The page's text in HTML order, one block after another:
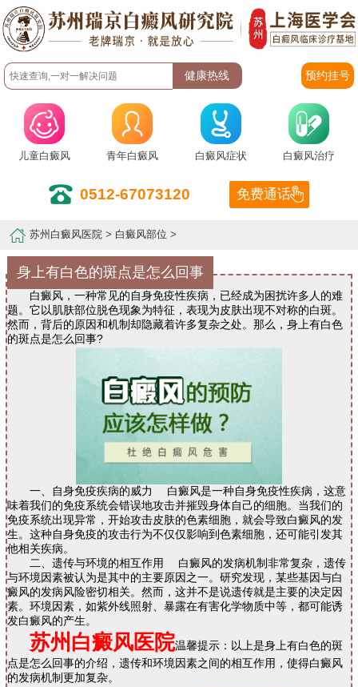
预约挂号
儿童白癜风 青年白癜风 白癜风症状 白癜风治疗
0512-67073120 免费通话
苏州白癜风医院 > 白癜风部位 >
身上有白色的斑点是怎么回事
白癜风，一种常见的自身免疫性疾病，已经成为困扰许多人的难
题。它以肌肤部位脱色现象为特征，表现为皮肤出现不对称的白斑。
然而，背后的原因和机制却隐藏着许多复杂之处。那么，身上有白色
的斑点是怎么回事?
一、自身免疫疾病的威力 白癜风是一种自身免疫性疾病，这意
味着我们的免疫系统会错误地攻击并摧毁身体自己的细胞。当我们的
免疫系统出现异常，开始攻击皮肤的色素细胞，就会导致白癜风的发
生。这种自身免疫的攻击行为不仅仅影响到色素细胞，还可能引发其
他相关疾病。
二、遗传与环境的相互作用 白癜风的发病机制非常复杂，遗传
与环境因素被认为是其中的主要原因之一。研究发现，某些基因与白
癜风的发病风险密切相关。然而，这并不是说遗传就是主要的决定因
素。环境因素，如紫外线照射、暴露在有害化学物质中等，都可能诱
发白癜风的产生。
苏州白癜风医院温馨提示：以上是身上有白色的斑
点是怎么回事的介绍，遗传和环境因素之间的相互作用，使得白癜风
的发病机制更加复杂。